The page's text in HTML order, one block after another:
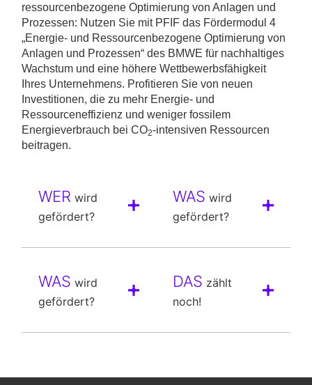
ressourcenbezogene Optimierung von Anlagen und
Prozessen: Nutzen Sie mit PFIF das Fördermodul 4
„Energie- und Ressourcenbezogene Optimierung von
Anlagen und Prozessen“ des BMWE für nachhaltiges
Wachstum und eine höhere Wettbewerbsfähigkeit
Ihres Unternehmens. Profitieren Sie von neuen
Investitionen, die zu mehr Energie- und
Ressourceneffizienz und weniger fossilem
Energieverbrauch bei CO2-intensiven Ressourcen
beitragen.
WER wird
gefördert?
WAS wird
gefördert?
WAS wird
gefördert?
DAS zählt
noch!